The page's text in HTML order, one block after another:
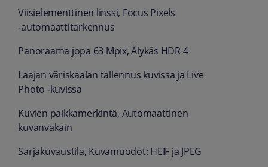
Viisielementtinen linssi, Focus Pixels
‑automaattitarkennus
Panoraama jopa 63 Mpix, Älykäs HDR 4
Laajan väriskaalan tallennus kuvissa ja Live
Photo ‑kuvissa
Kuvien paikkamerkintä, Automaattinen
kuvan­vakain
Sarjakuvaustila, Kuvamuodot: HEIF ja JPEG